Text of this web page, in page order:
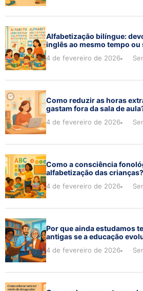
Alfabetização bilíngue:
inglês ao mesmo tempo ou
4 de fevereiro de 2026
Como reduzir as horas
gastam fora da sala de
4 de fevereiro de 2026
Como a consciência
alfabetização das crianças?
4 de fevereiro de 2026
Por que ainda estudamos
antigas se a educação
4 de fevereiro de 2026